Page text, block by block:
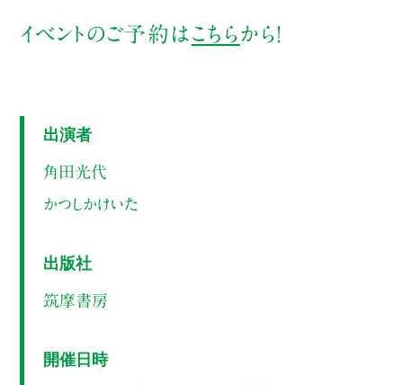
イベントのご予約はこちらから！
出演者
角田光代
かつしかけいた
出版社
筑摩書房
開催日時